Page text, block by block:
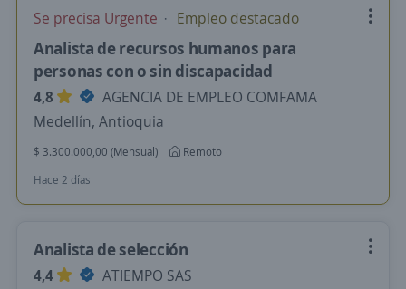
Se precisa Urgente Empleo destacado
Analista de recursos humanos para
personas con o sin discapacidad
4,8
AGENCIA DE EMPLEO COMFAMA
Medellín, Antioquia
$ 3.300.000,00 (Mensual)
Remoto
Hace 2 días
Analista de selección
4,4
ATIEMPO SAS